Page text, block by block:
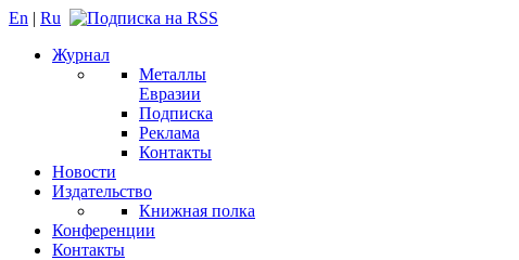
En | Ru
Журнал
Металлы
Евразии
Подписка
Реклама
Контакты
Новости
Издательство
Книжная полка
Конференции
Контакты